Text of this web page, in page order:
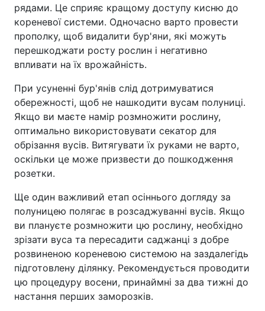
рядами. Це сприяє кращому доступу кисню до
кореневої системи. Одночасно варто провести
прополку, щоб видалити бур'яни, які можуть
перешкоджати росту рослин і негативно
впливати на їх врожайність.
При усуненні бур'янів слід дотримуватися
обережності, щоб не нашкодити вусам полуниці.
Якщо ви маєте намір розмножити рослину,
оптимально використовувати секатор для
обрізання вусів. Витягувати їх руками не варто,
оскільки це може призвести до пошкодження
розетки.
Ще один важливий етап осіннього догляду за
полуницею полягає в розсаджуванні вусів. Якщо
ви плануєте розмножити цю рослину, необхідно
зрізати вуса та пересадити саджанці з добре
розвиненою кореневою системою на заздалегідь
підготовлену ділянку. Рекомендується проводити
цю процедуру восени, принаймні за два тижні до
настання перших заморозків.